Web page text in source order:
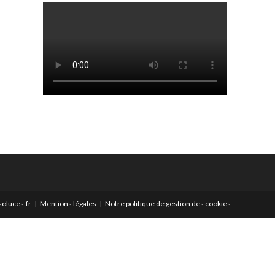
Mentions légales Notre politique de gestion des cookies